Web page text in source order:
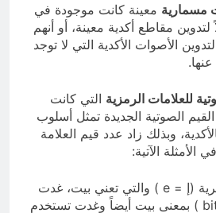
مسمارية معينة كانت موجودة في
لتدوين مقاطع أكدية معينة، أو أنهم
الأصوات الأكدية التي لا توجد
للعلامات الرمزية التي كانت
الصوتية الجديدة تمثل أسلوب
وبذلك زاد عدد قيم العلامة
الأمثلة الآتية:
العلامة الرمزية السومرية (إ = e ) والتي تعني بيت، غدت
تقرأ بالأكدية بيتُم (bitum ) بمعنى بيت أيضاً وغدت تستخدم